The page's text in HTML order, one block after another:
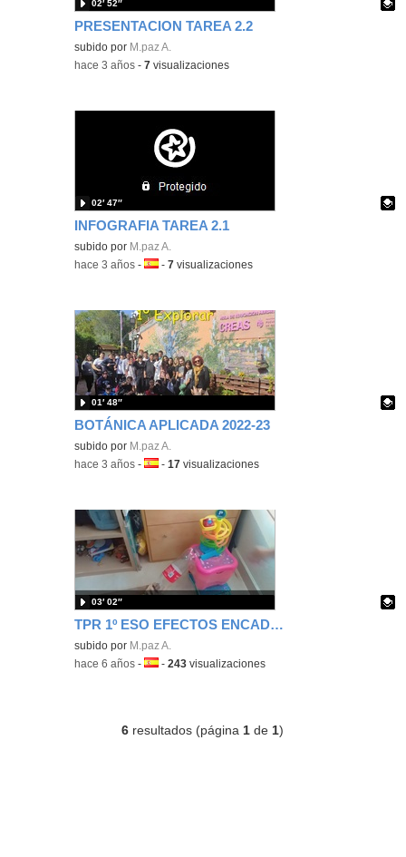
PRESENTACION TAREA 2.2
Contenido educativo.
subido por M.paz A.
02′ 52″
-hace 3 años -7 visualizaciones
INFOGRAFIA TAREA 2.1
Contenido educativo.
subido por M.paz A.
02′ 47″
-hace 3 años -Idioma:
-7 visualizaciones
BOTÁNICA APLICADA 2022-23
Contenido educativo.
subido por M.paz A.
01′ 48″
-hace 3 años -Idioma:
-17 visualizaciones
TPR 1º ESO EFECTOS ENCADENADOS
Contenido educativo.
subido por M.paz A.
03′ 02″
-hace 6 años -Idioma:
-243 visualizaciones
6 resultados (página 1 de 1)